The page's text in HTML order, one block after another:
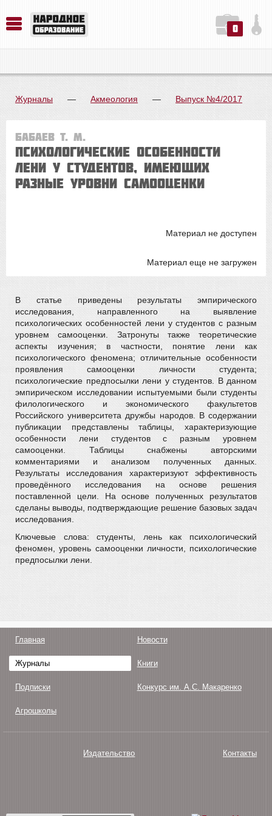
0
Журналы — Акмеология — Выпуск №4/2017
Бабаев Т. М.
ПСИХОЛОГИЧЕСКИЕ ОСОБЕННОСТИ
ЛЕНИ У СТУДЕНТОВ, ИМЕЮЩИХ
РАЗНЫЕ УРОВНИ САМООЦЕНКИ
Материал не доступен
Материал еще не загружен
В статье приведены результаты эмпирического
исследования, направленного на выявление
психологических особенностей лени у студентов с разным
уровнем самооценки. Затронуты также теоретические
аспекты изучения; в частности, понятие лени как
психологического феномена; отличительные особенности
проявления самооценки личности студента;
психологические предпосылки лени у студентов. В данном
эмпирическом исследовании испытуемыми были студенты
филологического и экономического факультетов
Российского университета дружбы народов. В содержании
публикации представлены таблицы, характеризующие
особенности лени студентов с разным уровнем
самооценки. Таблицы снабжены авторскими
комментариями и анализом полученных данных.
Результаты исследования характеризуют эффективность
проведённого исследования на основе решения
поставленной цели. На основе полученных результатов
сделаны выводы, подтверждающие решение базовых задач
исследования.
Ключевые слова: студенты, лень как психологический
феномен, уровень самооценки личности, психологические
предпосылки лени.
Главная Новости
Журналы Книги
Подписки Конкурс им. А.С. Макаренко
Агрошколы
Издательство Контакты